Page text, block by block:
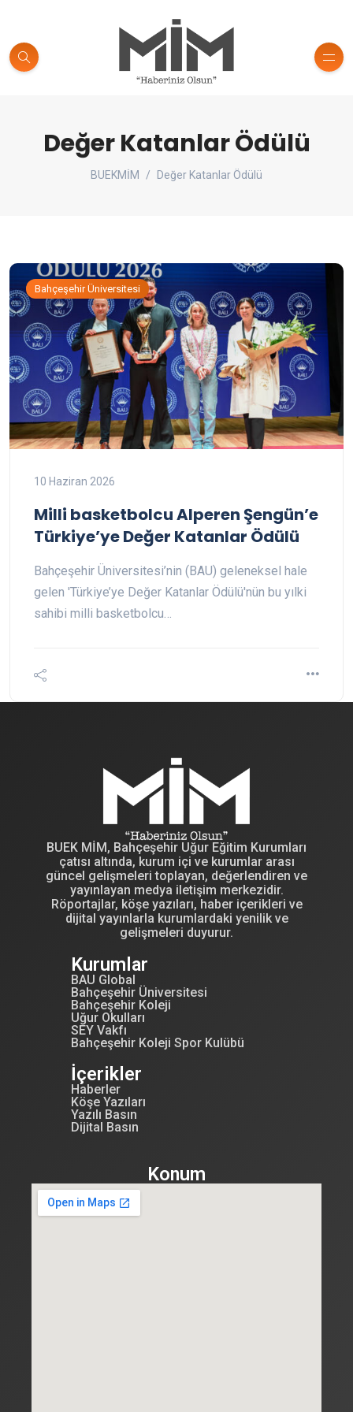
Değer Katanlar Ödülü
BUEKMİM Değer Katanlar Ödülü
Bahçeşehir Üniversitesi
10 Haziran 2026
Milli basketbolcu Alperen Şengün’e
Türkiye’ye Değer Katanlar Ödülü
Bahçeşehir Üniversitesi’nin (BAU) geleneksel hale
gelen 'Türkiye’ye Değer Katanlar Ödülü'nün bu yılki
sahibi milli basketbolcu…
BUEK MİM, Bahçeşehir Uğur Eğitim Kurumları
çatısı altında, kurum içi ve kurumlar arası
güncel gelişmeleri toplayan, değerlendiren ve
yayınlayan medya iletişim merkezidir.
Röportajlar, köşe yazıları, haber içerikleri ve
dijital yayınlarla kurumlardaki yenilik ve
gelişmeleri duyurur.
Kurumlar
BAU Global
Bahçeşehir Üniversitesi
Bahçeşehir Koleji
Uğur Okulları
SEY Vakfı
Bahçeşehir Koleji Spor Kulübü
İçerikler
Haberler
Köşe Yazıları
Yazılı Basın
Dijital Basın
Konum